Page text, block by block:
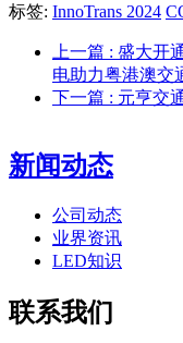
标签: InnoTrans 2024
上一篇 : 盛大开
电助力粤港澳交
下一篇 : 元亨交
新闻动态
公司动态
业界资讯
LED知识
联系我们